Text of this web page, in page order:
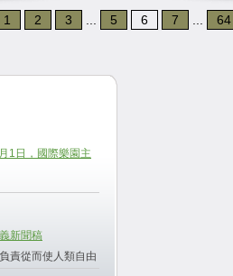
1 2 3 5 6 7 64
1日，國際樂園主
新聞稿
責從而使人類自由